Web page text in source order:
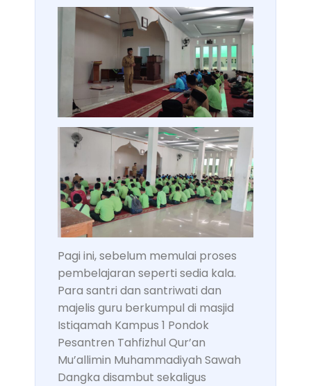
Pagi ini, sebelum memulai proses
pembelajaran seperti sedia kala.
Para santri dan santriwati dan
majelis guru berkumpul di masjid
Istiqamah Kampus 1 Pondok
Pesantren Tahfizhul Qur’an
Mu’allimin Muhammadiyah Sawah
Dangka disambut sekaligus